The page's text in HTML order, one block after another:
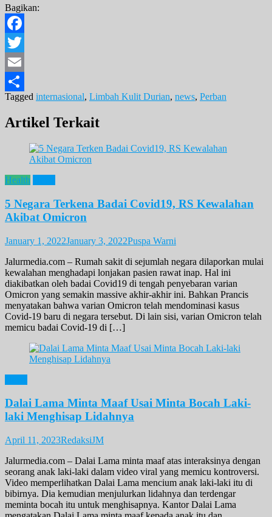
Bagikan:
Facebook
Twitter
Email
Share
Tagged internasional, Limbah Kulit Durian, news, Perban
Artikel Terkait
Health
5 Negara Terkena Badai Covid19, RS Kewalahan
Akibat Omicron
January 1, 2022January 3, 2022Puspa Warni
Jalurmedia.com – Rumah sakit di sejumlah negara dilaporkan mulai
kewalahan menghadapi lonjakan pasien rawat inap. Hal ini
diakibatkan oleh badai Covid19 di tengah penyebaran varian
Omicron yang semakin massive akhir-akhir ini. Bahkan Prancis
menyatakan bahwa varian Omicron telah mendominasi kasus
Covid-19 baru di negara tersebut. Di lain sisi, varian Omicron telah
memicu badai Covid-19 di […]
Dalai Lama Minta Maaf Usai Minta Bocah Laki-
laki Menghisap Lidahnya
April 11, 2023RedaksiJM
Jalurmedia.com – Dalai Lama minta maaf atas interaksinya dengan
seorang anak laki-laki dalam video viral yang memicu kontroversi.
Video memperlihatkan Dalai Lama mencium anak laki-laki itu di
bibirnya. Dia kemudian menjulurkan lidahnya dan terdengar
meminta bocah itu untuk menghisapnya. Kantor Dalai Lama